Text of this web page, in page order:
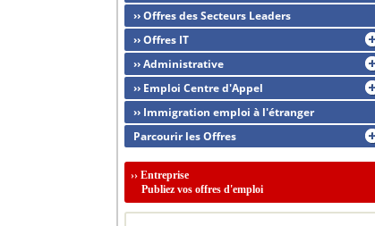
›› Offres des Secteurs Leaders
›› Offres IT
›› Administrative
›› Emploi Centre d'Appel
›› Immigration emploi à l'étranger
Parcourir les Offres
›› Entreprise
Publiez vos offres d'emploi